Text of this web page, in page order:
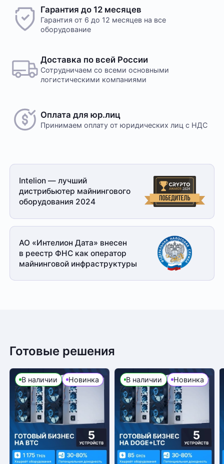
Гарантия до 12 месяцев
Гарантия от 6 до 12 месяцев на все
оборудование
Доставка по всей России
Сотрудничаем со всеми основными
логистическими компаниями
Оплата для юр.лиц
Принимаем оплату от юридических лиц с НДС
Intelion — лучший
дистрибьютер майнингового
оборудования 2024
АО «Интелион Дата» внесен
в реестр ФНС как оператор
майнинговой инфраструктуры
Готовые решения
В наличии Новинка В наличии Новинка